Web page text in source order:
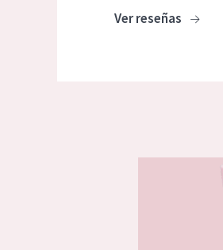
Ver reseñas